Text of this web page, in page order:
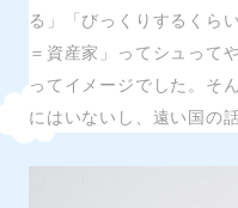
る」「びっくりするくら
＝資産家」ってシュって
ってイメージでした。そ
にはいないし、遠い国の